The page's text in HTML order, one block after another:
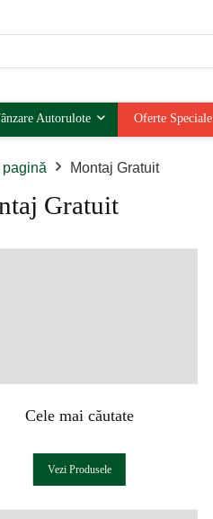
Autorulote Oferte Speciale
pagină Montaj Gratuit
Gratuit
Cele mai căutate
Vezi Produsele